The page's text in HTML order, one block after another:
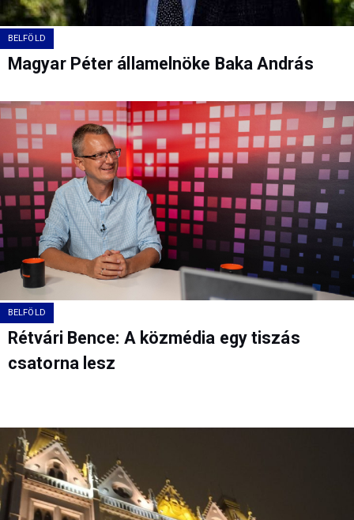
BELFÖLD
Magyar Péter államelnöke Baka András
BELFÖLD
Rétvári Bence: A közmédia egy tiszás
csatorna lesz